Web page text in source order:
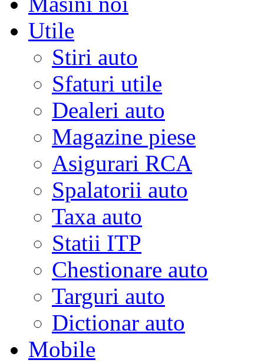
Utile
Stiri auto
Sfaturi utile
Dealeri auto
Magazine piese
Asigurari RCA
Spalatorii auto
Taxa auto
Statii ITP
Chestionare auto
Targuri auto
Dictionar auto
Mobile